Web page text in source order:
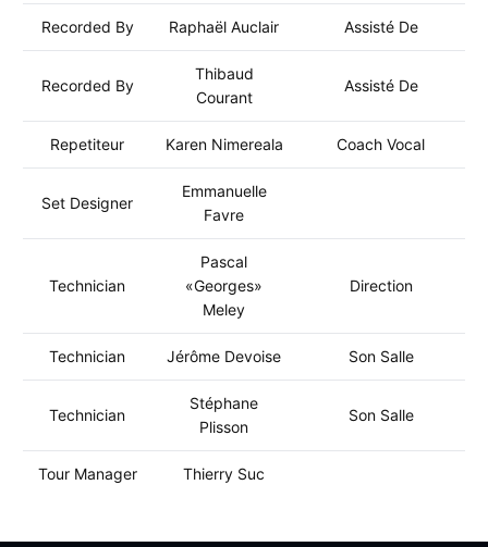
Recorded By Raphaël Auclair Assisté De
Recorded By
Thibaud
Courant
Assisté De
Repetiteur Karen Nimereala Coach Vocal
Set Designer
Emmanuelle
Favre
Technician
Pascal
«Georges»
Meley
Direction
Technician Jérôme Devoise Son Salle
Technician
Stéphane
Plisson
Son Salle
Tour Manager Thierry Suc